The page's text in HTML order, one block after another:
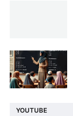
YOUTUBE